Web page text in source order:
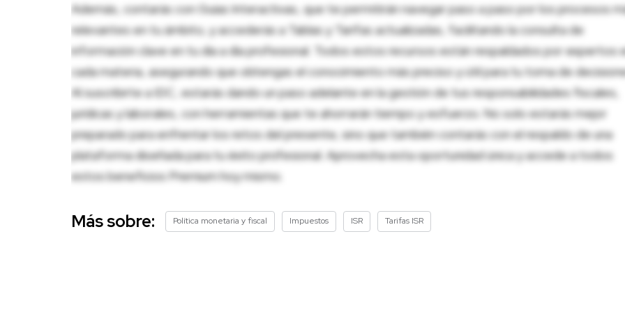
Además, contarás con Guías Interactivas, que te permitirán navegar paso a paso por los procesos
relevantes en tu ámbito, y accederás a Tablas y Tarifas actualizadas, facilitando la consulta de
información clave en tu día a día profesional. Todos estos recursos están respaldados por expertos
cada materia, asegurando que obtengas el conocimiento más preciso y útil para tu toma de
Al suscribirte a IDC, estarás dando un paso adelante en la gestión de tus responsabilidades fiscales,
jurídicas y laborales, con herramientas que te ahorrarán tiempo y esfuerzo. No solo estarás mejor
preparado para enfrentar los retos del presente, sino que también contarás con el respaldo de una
plataforma diseñada para tu éxito profesional. Aprovecha esta oportunidad única y accede a todos
estos beneficios Premium hoy mismo.
Más sobre: Política monetaria y fiscal Impuestos ISR Tarifas ISR